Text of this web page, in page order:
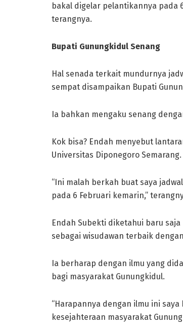
bakal digelar pelantikannya pada
terangnya.
Bupati Gunungkidul Senang
Hal senada terkait mundurnya
sempat disampaikan Bupati
Ia bahkan mengaku senang
Kok bisa? Endah menyebut
Universitas Diponegoro Semarang.
“Ini malah berkah buat saya
pada 6 Februari kemarin,”
Endah Subekti diketahui baru
sebagai wisudawan terbaik
Ia berharap dengan ilmu yang
bagi masyarakat Gunungkidul.
“Harapannya dengan ilmu ini
kesejahteraan masyarakat